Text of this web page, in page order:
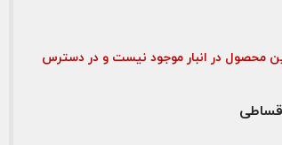
محصول در انبار موجود نیست و در دسترس